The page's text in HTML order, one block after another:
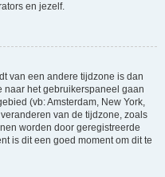
en jezelf.
van een andere tijdzone is dan
naar het gebruikerspaneel gaan
(vb: Amsterdam, New York,
van de tijdzone, zoals
worden door geregistreerde
is dit een goed moment om dit te